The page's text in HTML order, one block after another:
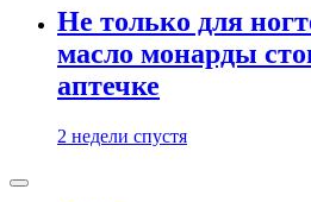
Не только для
масло монарды
аптечке
2 недели спустя